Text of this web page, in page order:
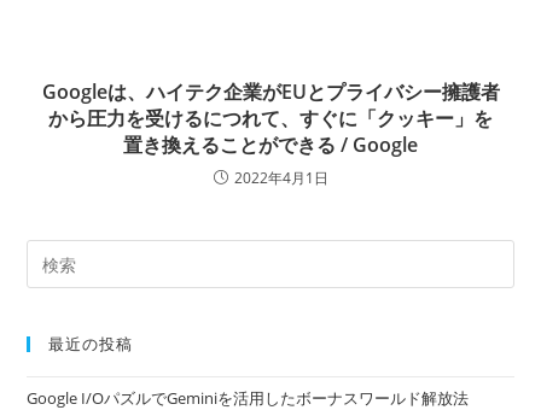
Googleは、ハイテク企業がEUとプライバシー擁護者
から圧力を受けるにつれて、すぐに「クッキー」を
置き換えることができる / Google
2022年4月1日
最近の投稿
Google I/OパズルでGeminiを活用したボーナスワールド解放法